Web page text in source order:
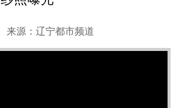
来源：辽宁都市频道